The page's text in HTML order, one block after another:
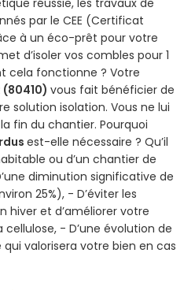
par le CEE (Certificat
à un éco-prêt pour votre
d’isoler vos combles pour 1
cela fonctionne ? Votre
(80410) vous fait bénéficier de
solution isolation. Vous ne lui
fin du chantier. Pourquoi
est-elle nécessaire ? Qu’il
ou d’un chantier de
diminution significative de
25%), - D’éviter les
hiver et d’améliorer votre
- D’une évolution de
valorisera votre bien en cas